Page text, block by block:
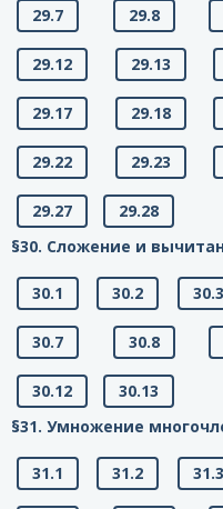
29.7 29.8
29.12 29.13
29.17 29.18
29.22 29.23
29.27
29.28
§30. Сложение и
30.1 30.2 30.3
30.7 30.8
30.12
30.13
§31. Умножение
31.1 31.2 31.3